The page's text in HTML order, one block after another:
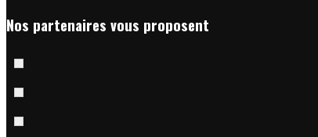
Nos partenaires vous proposent